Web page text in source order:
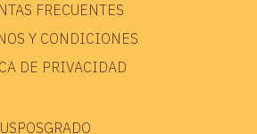
FRECUENTES
Y CONDICIONES
DE PRIVACIDAD